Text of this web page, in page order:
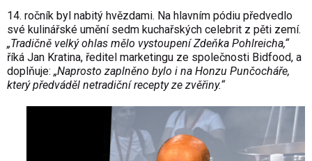
14. ročník byl nabitý hvězdami. Na hlavním pódiu předvedlo
své kulinářské umění sedm kuchařských celebrit z pěti zemí.
„Tradičně velký ohlas mělo vystoupení Zdeňka Pohlreicha,“
říká Jan Kratina, ředitel marketingu ze společnosti Bidfood, a
doplňuje: „Naprosto zaplněno bylo i na Honzu Punčocháře,
který předváděl netradiční recepty ze zvěřiny.“